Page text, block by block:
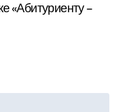
«Абитуриенту –